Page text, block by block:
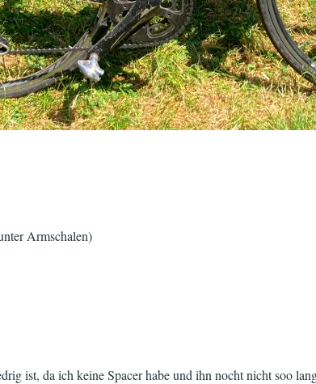
Armschalen)
ist, da ich keine Spacer habe und ihn nocht nicht soo